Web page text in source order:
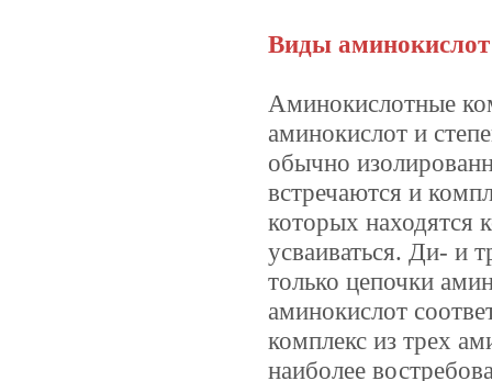
Виды аминокислот
Аминокислотные
аминокислот и
обычно
встречаются и
которых находятся
усваиваться. Ди- и
только цепочки
аминокислот
комплекс из трех
наиболее